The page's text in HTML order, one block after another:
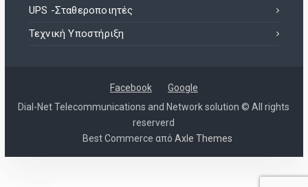
UPS -Σταθεροποιητές
Τεχνική Υποστήριξη
Facebook
Google
Dial-Net Telecommunications and Network solution © All rights
reserverd
Best Commerce από Axle Themes